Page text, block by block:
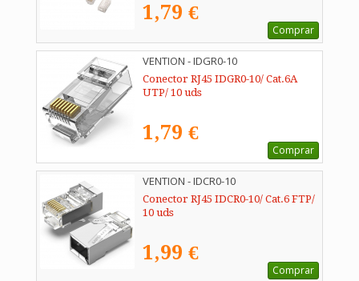
1,79 €
Comprar
VENTION - IDGR0-10
Conector RJ45 IDGR0-10/ Cat.6A
UTP/ 10 uds
1,79 €
Comprar
VENTION - IDCR0-10
Conector RJ45 IDCR0-10/ Cat.6 FTP/
10 uds
1,99 €
Comprar